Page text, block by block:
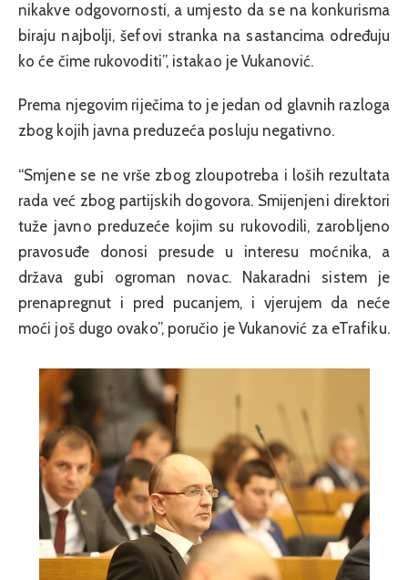
nikakve odgovornosti, a umjesto da se na konkurisma
biraju najbolji, šefovi stranka na sastancima određuju
ko će čime rukovoditi”, istakao je Vukanović.
Prema njegovim riječima to je jedan od glavnih razloga
zbog kojih javna preduzeća posluju negativno.
“Smjene se ne vrše zbog zloupotreba i loših rezultata
rada već zbog partijskih dogovora. Smijenjeni direktori
tuže javno preduzeće kojim su rukovodili, zarobljeno
pravosuđe donosi presude u interesu moćnika, a
država gubi ogroman novac. Nakaradni sistem je
prenapregnut i pred pucanjem, i vjerujem da neće
moći još dugo ovako”, poručio je Vukanović za eTrafiku.